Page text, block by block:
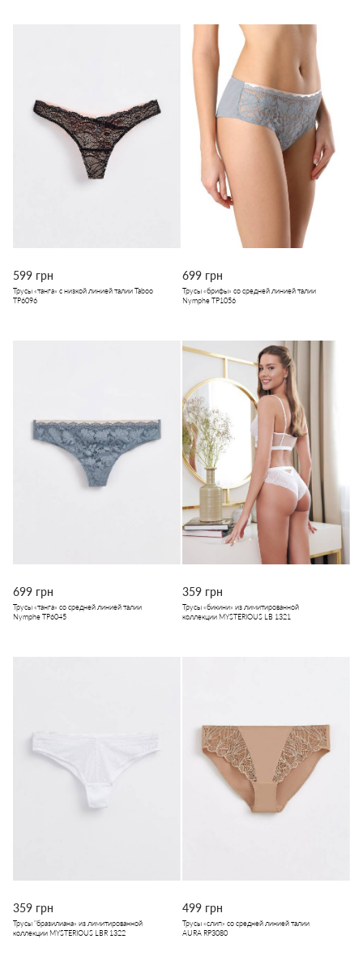
599 грн
Трусы «танга» с низкой линией талии Taboо
TP6096
699 грн
Трусы «брифы» со средней линией талии
Nymphe ТР1056
699 грн
Трусы «танга» со средней линией талии
Nymphe ТР6045
359 грн
Трусы «бикини» из лимитированной
коллекции MYSTERIOUS LB 1321
359 грн
Трусы "бразилиана» из лимитированной
коллекции MYSTERIOUS LBR 1322
499 грн
Трусы «слип» со средней линией талии
AURA RP3080